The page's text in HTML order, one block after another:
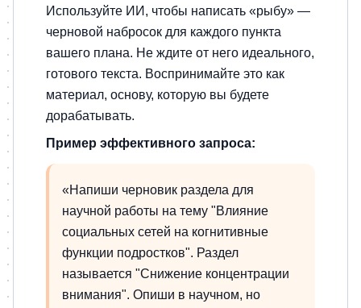
Используйте ИИ, чтобы написать «рыбу» —
черновой набросок для каждого пункта
вашего плана. Не ждите от него идеального,
готового текста. Воспринимайте это как
материал, основу, которую вы будете
дорабатывать.
Пример эффективного запроса:
«Напиши черновик раздела для
научной работы на тему "Влияние
социальных сетей на когнитивные
функции подростков". Раздел
называется "Снижение концентрации
внимания". Опиши в научном, но